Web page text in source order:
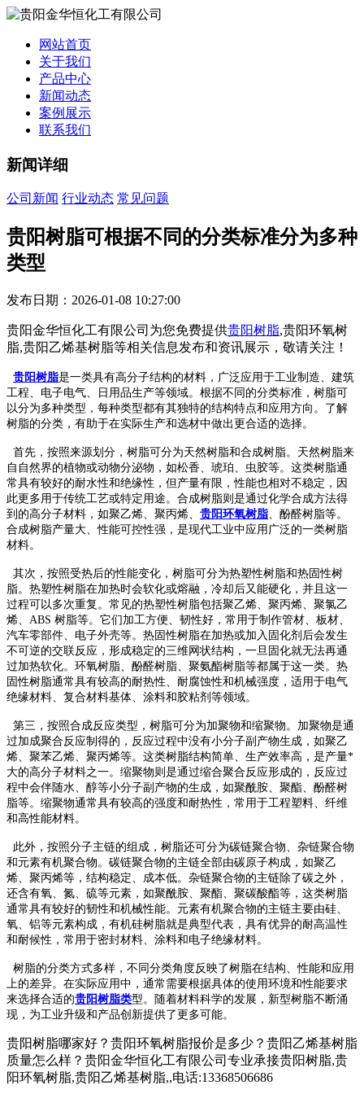
网站首页
关于我们
产品中心
新闻动态
案例展示
联系我们
新闻详细
公司新闻 行业动态 常见问题
贵阳树脂可根据不同的分类标准分为多种
类型
发布日期：2026-01-08 10:27:00
贵阳金华恒化工有限公司为您免费提供贵阳树脂,贵阳环氧树
脂,贵阳乙烯基树脂等相关信息发布和资讯展示，敬请关注！
贵阳树脂是一类具有高分子结构的材料，广泛应用于工业制造、建筑
工程、电子电气、日用品生产等领域。根据不同的分类标准，树脂可
以分为多种类型，每种类型都有其独特的结构特点和应用方向。了解
树脂的分类，有助于在实际生产和选材中做出更合适的选择。
首先，按照来源划分，树脂可分为天然树脂和合成树脂。天然树脂来
自自然界的植物或动物分泌物，如松香、琥珀、虫胶等。这类树脂通
常具有较好的耐水性和绝缘性，但产量有限，性能也相对不稳定，因
此更多用于传统工艺或特定用途。合成树脂则是通过化学合成方法得
到的高分子材料，如聚乙烯、聚丙烯、 贵阳环氧树脂、酚醛树脂等。
合成树脂产量大、性能可控性强，是现代工业中应用广泛的一类树脂
材料。
其次，按照受热后的性能变化，树脂可分为热塑性树脂和热固性树
脂。热塑性树脂在加热时会软化或熔融，冷却后又能硬化，并且这一
过程可以多次重复。常见的热塑性树脂包括聚乙烯、聚丙烯、聚氯乙
烯、ABS 树脂等。它们加工方便、韧性好，常用于制作管材、板材、
汽车零部件、电子外壳等。热固性树脂在加热或加入固化剂后会发生
不可逆的交联反应，形成稳定的三维网状结构，一旦固化就无法再通
过加热软化。环氧树脂、酚醛树脂、聚氨酯树脂等都属于这一类。热
固性树脂通常具有较高的耐热性、耐腐蚀性和机械强度，适用于电气
绝缘材料、复合材料基体、涂料和胶粘剂等领域。
第三，按照合成反应类型，树脂可分为加聚物和缩聚物。加聚物是通
过加成聚合反应制得的，反应过程中没有小分子副产物生成，如聚乙
烯、聚苯乙烯、聚丙烯等。这类树脂结构简单、生产效率高，是产量*
大的高分子材料之一。缩聚物则是通过缩合聚合反应形成的，反应过
程中会伴随水、醇等小分子副产物的生成，如聚酰胺、聚酯、酚醛树
脂等。缩聚物通常具有较高的强度和耐热性，常用于工程塑料、纤维
和高性能材料。
此外，按照分子主链的组成，树脂还可分为碳链聚合物、杂链聚合物
和元素有机聚合物。碳链聚合物的主链全部由碳原子构成，如聚乙
烯、聚丙烯等，结构稳定、成本低。杂链聚合物的主链除了碳之外，
还含有氧、氮、硫等元素，如聚酰胺、聚酯、聚碳酸酯等，这类树脂
通常具有较好的韧性和机械性能。元素有机聚合物的主链主要由硅、
氧、铝等元素构成，有机硅树脂就是典型代表，具有优异的耐高温性
和耐候性，常用于密封材料、涂料和电子绝缘材料。
树脂的分类方式多样，不同分类角度反映了树脂在结构、性能和应用
上的差异。在实际应用中，通常需要根据具体的使用环境和性能要求
来选择合适的贵阳树脂类型。随着材料科学的发展，新型树脂不断涌
现，为工业升级和产品创新提供了更多可能。
贵阳树脂哪家好？贵阳环氧树脂报价是多少？贵阳乙烯基树脂
质量怎么样？贵阳金华恒化工有限公司专业承接贵阳树脂,贵
阳环氧树脂,贵阳乙烯基树脂,,电话:13368506686